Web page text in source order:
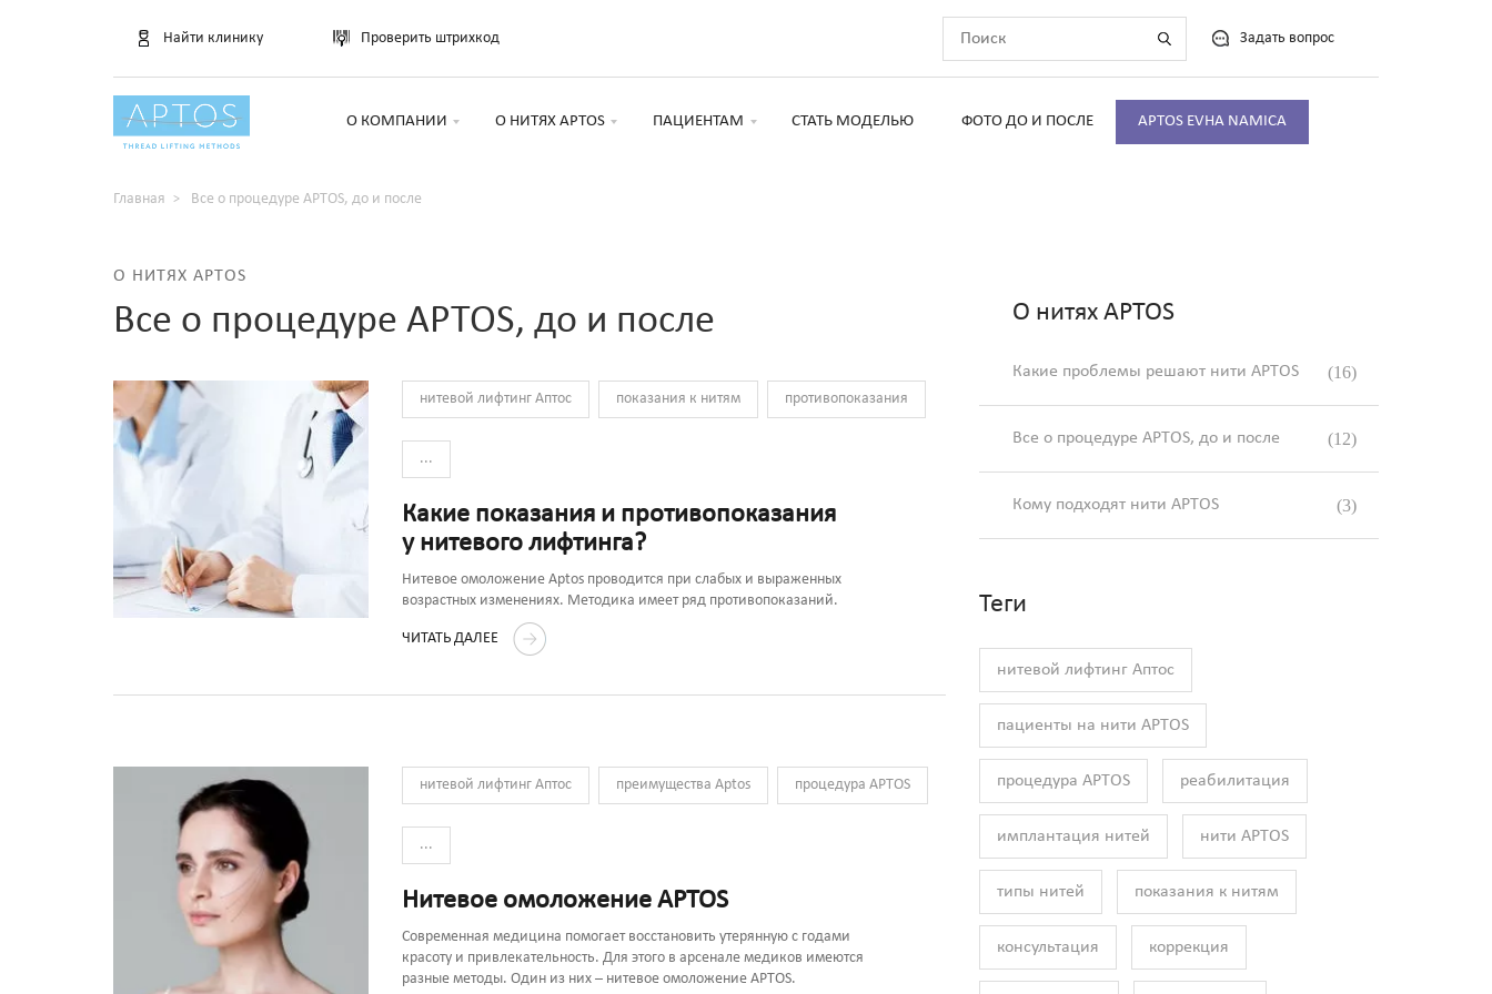
Найти клинику Проверить штрихкод Задать вопрос
О КОМПАНИИ О НИТЯХ APTOS ПАЦИЕНТАМ СТАТЬ МОДЕЛЬЮ ФОТО ДО И ПОСЛЕ APTOS EVHA NAMICA
Главная Все о процедуре APTOS, до и после
О НИТЯХ APTOS
Все о процедуре APTOS, до и после
нитевой лифтинг Аптос показания к нитям противопоказания
...
Какие показания и противопоказания
у нитевого лифтинга?
Нитевое омоложение Aptos проводится при слабых и выраженных
возрастных изменениях. Методика имеет ряд противопоказаний.
ЧИТАТЬ ДАЛЕЕ
нитевой лифтинг Аптос преимущества Aptos процедура APTOS
...
Нитевое омоложение APTOS
Современная медицина помогает восстановить утерянную с годами
красоту и привлекательность. Для этого в арсенале медиков имеются
разные методы. Один из них – нитевое омоложение APTOS.
О нитях APTOS
Какие проблемы решают нити APTOS (16)
Все о процедуре APTOS, до и после (12)
Кому подходят нити APTOS (3)
Теги
нитевой лифтинг Аптос
пациенты на нити APTOS
процедура APTOS реабилитация
имплантация нитей нити APTOS
типы нитей показания к нитям
консультация коррекция